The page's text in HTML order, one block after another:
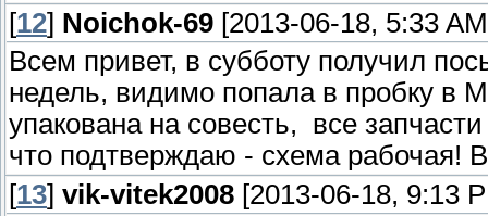
[12] Noichok-69 [2013-06-18, 5:33
Всем привет, в субботу получил
недель, видимо попала в пробку в
упакована на совесть, все
что подтверждаю - схема рабочая!
[13] vik-vitek2008 [2013-06-18, 9:13